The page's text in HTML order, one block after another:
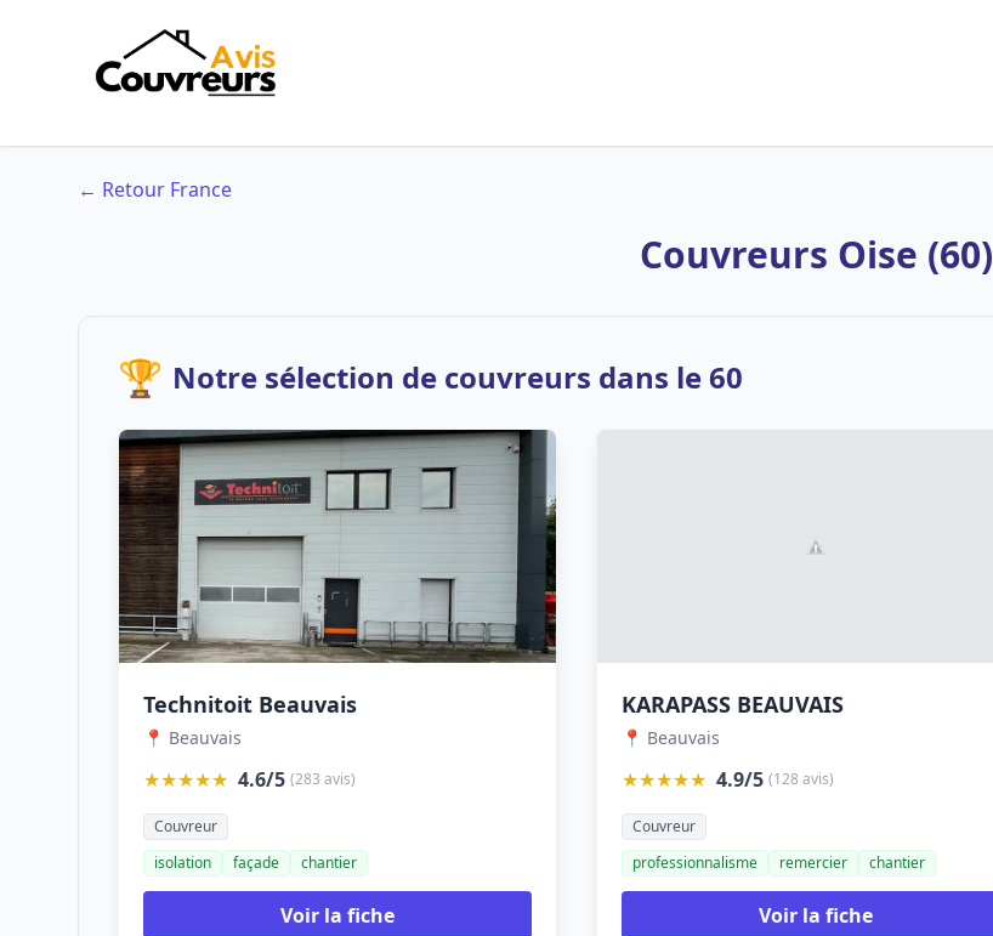
← Retour France
Couvreurs Oise (60)
🏆 Notre sélection de couvreurs dans le 60
Technitoit Beauvais
📍 Beauvais
★★★★★ 4.6/5 (283 avis)
Couvreur
isolation
façade chantier
Voir la fiche
KARAPASS BEAUVAIS
📍 Beauvais
★★★★★ 4.9/5 (128 avis)
Couvreur
professionnalisme
remercier chantier
Voir la fiche